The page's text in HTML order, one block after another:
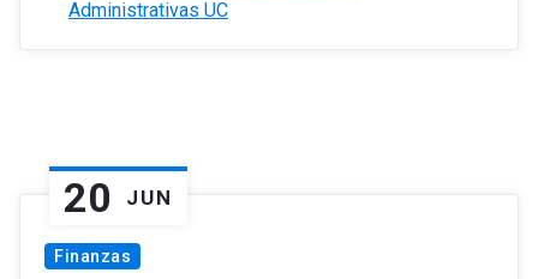
Administrativas UC
20 JUN
Finanzas